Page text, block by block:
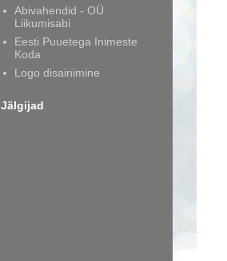
Abivahendid - OÜ
Liikumisabi
Eesti Puuetega Inimeste
Koda
Logo disainimine
Jälgijad